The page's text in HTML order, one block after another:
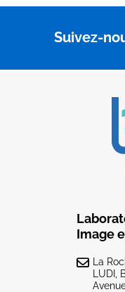
Suivez-
Image
La
LUDI,